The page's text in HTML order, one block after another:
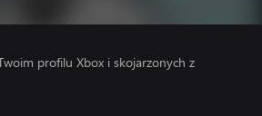
profilu Xbox i skojarzonych z